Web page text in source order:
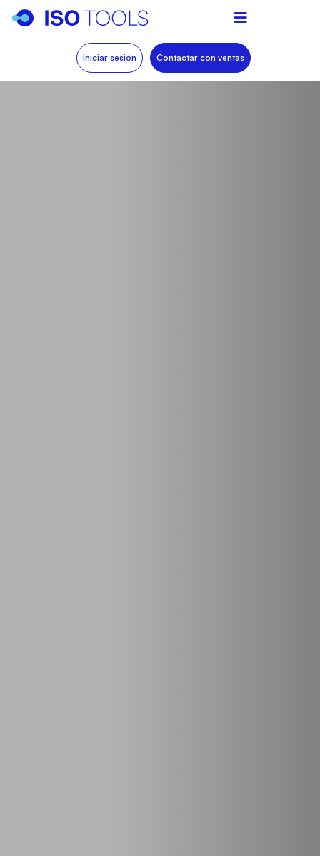
Iniciar sesión Contactar con ventas